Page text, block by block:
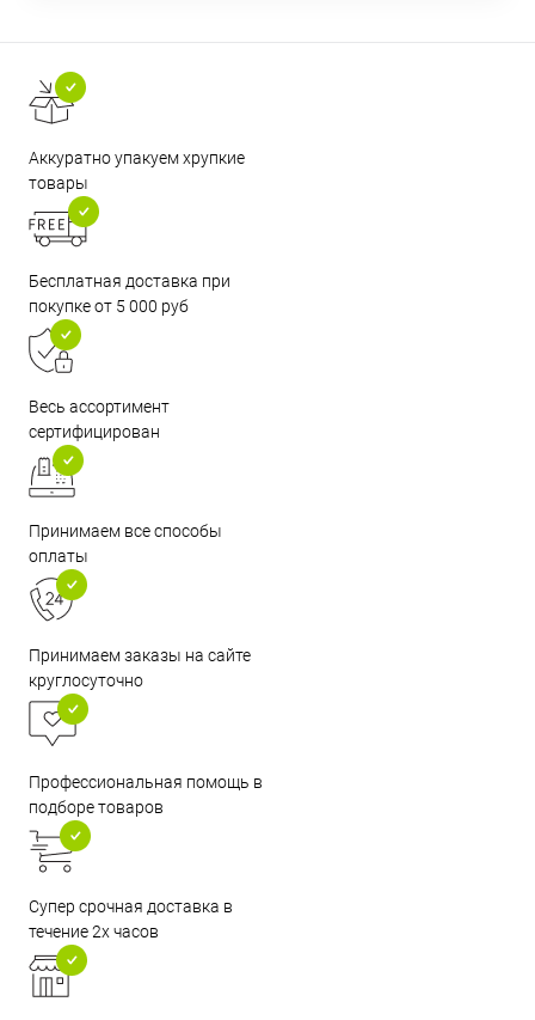
Аккуратно упакуем хрупкие
товары
Бесплатная доставка при
покупке от 5 000 руб
Весь ассортимент
сертифицирован
Принимаем все способы
оплаты
Принимаем заказы на сайте
круглосуточно
Профессиональная помощь в
подборе товаров
Супер срочная доставка в
течение 2х часов